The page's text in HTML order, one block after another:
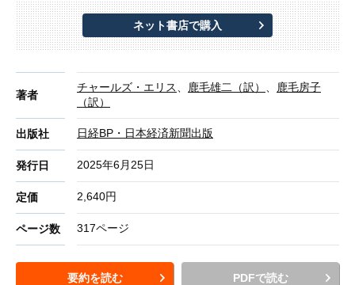
ネット書店で購入
著者
チャールズ・エリス 鹿毛雄二（訳）
鹿毛房子
（訳）
出版社 日経BP・日本経済新聞出版
発行日 2025年6月25日
定価 2,640円
ページ数 317ページ
要約を読む PDFで読む